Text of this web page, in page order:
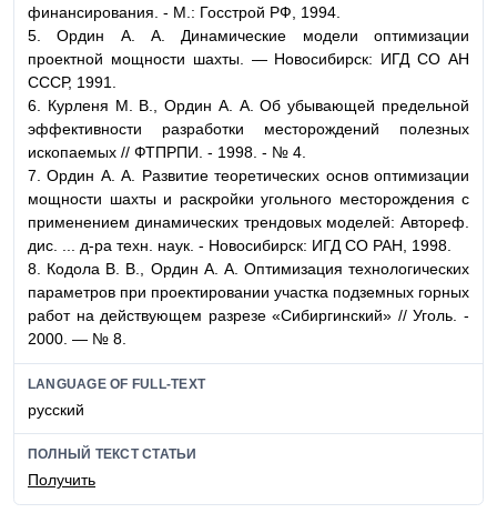
финансирования. - М.: Госстрой РФ, 1994.
5.Ордин А. А.Динамические модели оптимизации
проектной мощности шахты. — Новосибирск: ИГД СО АН
СССР, 1991.
6. Курленя М. В., Ордин А. А.Об убывающей предельной
эффективности разработки месторождений полезных
ископаемых // ФТПРПИ. - 1998. - № 4.
7.Ордин А. А. Развитие теоретических основ оптимизации
мощности шахты и раскройки угольного месторождения с
применением динамических трендовых моделей: Автореф.
дис. ... д-ра техн. наук. - Новосибирск: ИГД СО РАН, 1998.
8. Кодола В. В., Ордин А. А. Оптимизация технологических
параметров при проектировании участка подземных горных
работ на действующем разрезе «Сибиргинский» // Уголь. -
2000. — № 8.
LANGUAGE OF FULL-TEXT
русский
ПОЛНЫЙ ТЕКСТ СТАТЬИ
Получить